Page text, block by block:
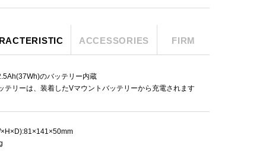
ACCESSORIES FIRM
のバッテリー内蔵
テリーは、装着したVマウントバッテリーから充電されます